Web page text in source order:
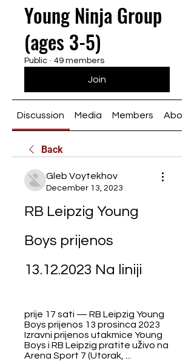
Young Ninja Group
(ages 3-5)
Public · 49 members
Join
Discussion Media Members About
Back
Gleb Voytekhov
December 13, 2023
RB Leipzig Young
Boys prijenos
13.12.2023 Na liniji
prije 17 sati — RB Leipzig Young
Boys prijenos 13 prosinca 2023
Izravni prijenos utakmice Young
Boys i RB Leipzig pratite uživo na
Arena Sport 7 (Utorak, ...